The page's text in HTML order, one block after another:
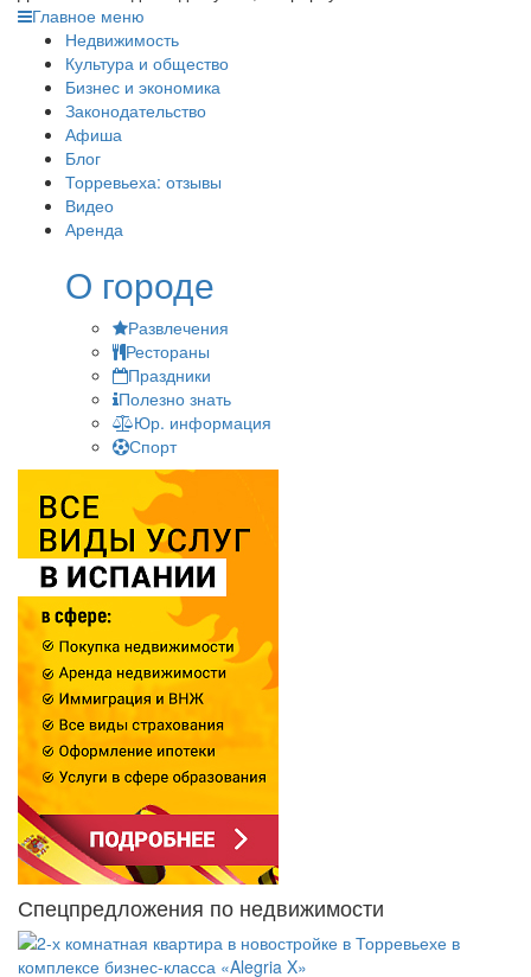
Главное меню
Недвижимость
Культура и общество
Бизнес и экономика
Законодательство
Афиша
Блог
Торревьеха: отзывы
Видео
Аренда
О городе
Развлечения
Рестораны
Праздники
Полезно знать
Юр. информация
Спорт
Спецпредложения по недвижимости